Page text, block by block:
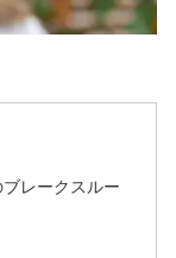
レークスルー